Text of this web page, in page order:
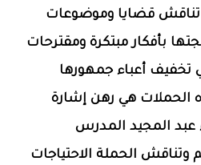
تناقش قضايا وموضوعات
بأفكار مبتكرة ومقترحات
أعباء جمهورها
الحملات هي رهن إشارة
المجيد المدرس
الحملة الاحتياجات